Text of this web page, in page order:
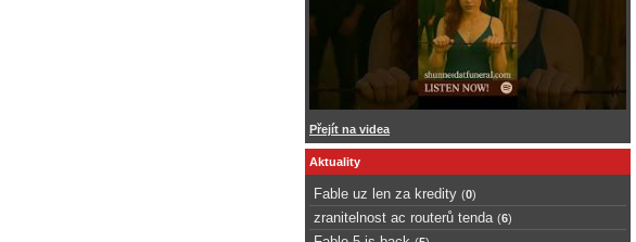
Přejít na videa
Aktuality
Fable uz len za kredity (0)
zranitelnost ac routerů tenda (6)